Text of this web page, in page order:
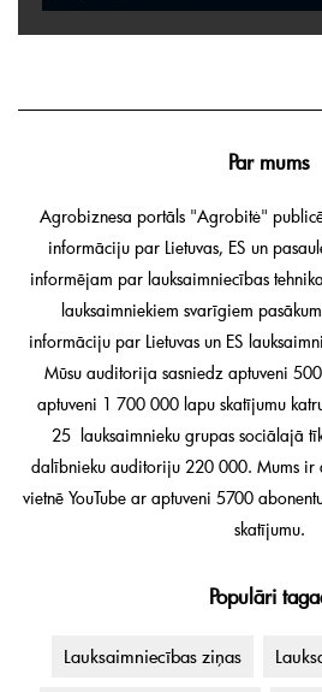
Par mums
Agrobiznesa portāls "Agrobitė"
informāciju par Lietuvas, ES un
informējam par lauksaimniecības
lauksaimniekiem svarīgiem
informāciju par Lietuvas un ES
Mūsu auditorija sasniedz aptuveni
aptuveni 1 700 000 lapu skatījumu
25 lauksaimnieku grupas sociālajā
dalībnieku auditoriju 220 000. Mums
vietnē YouTube ar aptuveni 5700
skatījumu.
Populāri
Lauksaimniecības ziņas